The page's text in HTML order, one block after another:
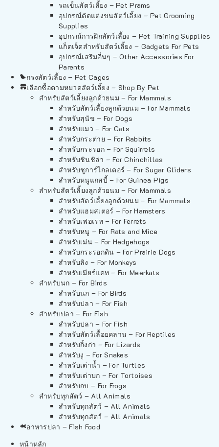
รถเข็นสัตว์เลี้ยง – Pet Prams
อุปกรณ์ตัดแต่งขนสัตว์เลี้ยง – Pet Grooming
Supplies
อุปกรณ์การฝึกสัตว์เลี้ยง – Pet Training Supplies
แก็ดเจ็ตสำหรับสัตว์เลี้ยง – Gadgets For Pets
อุปกรณ์เสริมอื่นๆ – Other Accessories For
Parents
กรงสัตว์เลี้ยง – Pet Cages
เลือกซื้อตามหมวดสัตว์เลี้ยง – Shop By Pet
สำหรับสัตว์เลี้ยงลูกด้วยนม – For Mammals
สำหรับสัตว์เลี้ยงลูกด้วยนม – For Mammals
สำหรับสุนัข – For Dogs
สำหรับแมว – For Cats
สำหรับกระต่าย – For Rabbits
สำหรับกระรอก – For Squirrels
สำหรับชินชิล่า – For Chinchillas
สำหรับชูการ์ไกลเดอร์ – For Sugar Gliders
สำหรับหนูแกสบี้ – For Guinea Pigs
สำหรับสัตว์เลี้ยงลูกด้วยนม – For Mammals
สำหรับสัตว์เลี้ยงลูกด้วยนม – For Mammals
สำหรับแฮมสเตอร์ – For Hamsters
สำหรับเฟอเรท – For Ferrets
สำหรับหนู – For Rats and Mice
สำหรับเม่น – For Hedgehogs
สำหรับกระรอกดิน – For Prairie Dogs
สำหรับลิง – For Monkeys
สำหรับเมียร์แคท – For Meerkats
สำหรับนก – For Birds
สำหรับนก – For Birds
สำหรับปลา – For Fish
สำหรับปลา – For Fish
สำหรับปลา – For Fish
สำหรับสัตว์เลื้อยคลาน – For Reptiles
สำหรับกิ้งก่า – For Lizards
สำหรับงู – For Snakes
สำหรับเต่าน้ำ – For Turtles
สำหรับเต่าบก – For Tortoises
สำหรับกบ – For Frogs
สำหรับทุกสัตว์ – All Animals
สำหรับทุกสัตว์ – All Animals
สำหรับทุกสัตว์ – All Animals
อาหารปลา – Fish Food
หน้าหลัก